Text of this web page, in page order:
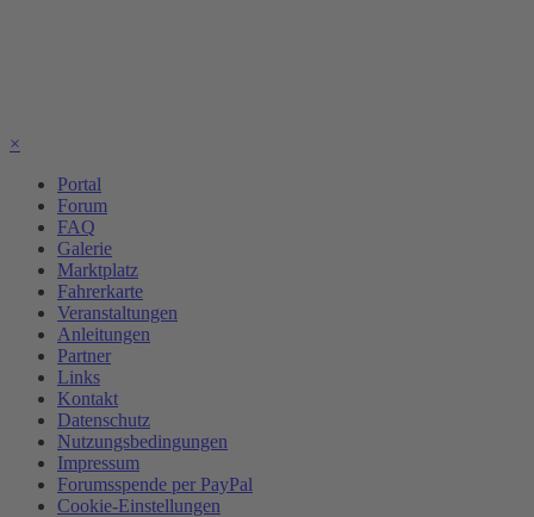
×
Portal
Forum
FAQ
Galerie
Marktplatz
Fahrerkarte
Veranstaltungen
Anleitungen
Partner
Links
Kontakt
Datenschutz
Nutzungsbedingungen
Impressum
Forumsspende per PayPal
Cookie-Einstellungen